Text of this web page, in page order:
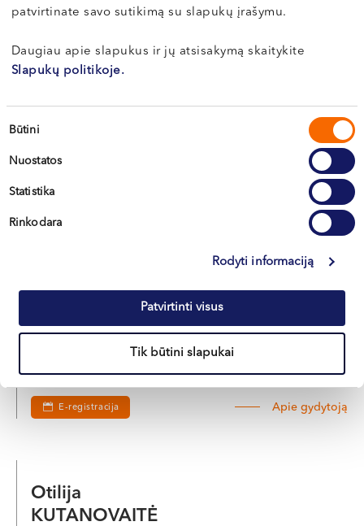
patvirtinate savo sutikimą su slapukų įrašymu.
Daugiau apie slapukus ir jų atsisakymą skaitykite
Slapukų politikoje.
Sutikimo
Būtini
Nuostatos
Statistika
Rinkodara
Rodyti informaciją
Patvirtinti visus
Tik būtini slapukai
BUDIENĖ
Klaipėda, Naujoji Uosto g. 9
Apie gydytoją
BORUSEVIČIUS
Periodontologas, implantologas
E-registracija Apie gydytoją
Otilija
KUTANOVAITĖ